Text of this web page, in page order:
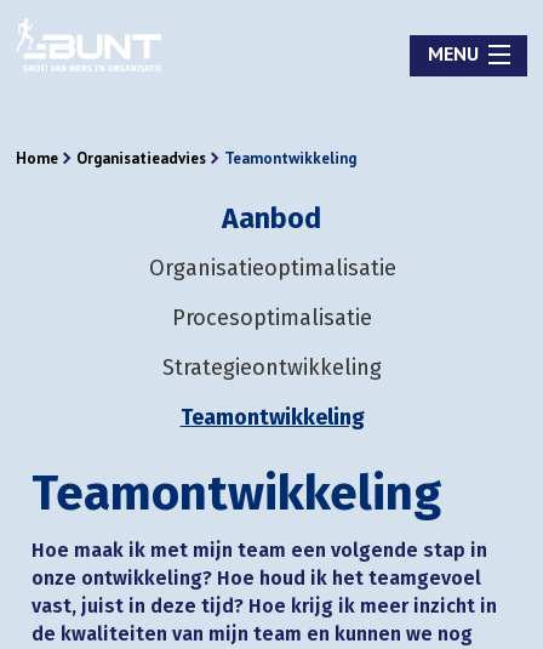
MENU
Home Organisatieadvies Teamontwikkeling
Aanbod
Organisatieoptimalisatie
Procesoptimalisatie
Strategieontwikkeling
Teamontwikkeling
Teamontwikkeling
Hoe maak ik met mijn team een volgende stap in
onze ontwikkeling? Hoe houd ik het teamgevoel
vast, juist in deze tijd? Hoe krijg ik meer inzicht in
de kwaliteiten van mijn team en kunnen we nog